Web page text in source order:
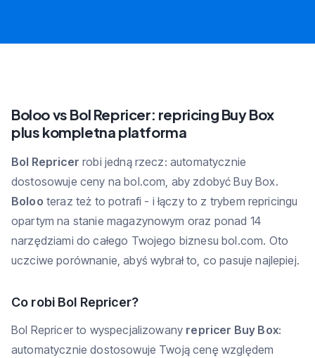
Boloo vs Bol Repricer: repricing Buy Box
plus kompletna platforma
Bol Repricer robi jedną rzecz: automatycznie
dostosowuje ceny na bol.com, aby zdobyć Buy Box.
Boloo teraz też to potrafi - i łączy to z trybem repricingu
opartym na stanie magazynowym oraz ponad 14
narzędziami do całego Twojego biznesu bol.com. Oto
uczciwe porównanie, abyś wybrał to, co pasuje najlepiej.
Co robi Bol Repricer?
Bol Repricer to wyspecjalizowany repricer Buy Box:
automatycznie dostosowuje Twoją cenę względem